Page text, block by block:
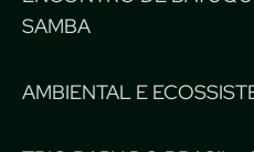
SAMBA
AMBIENTAL E